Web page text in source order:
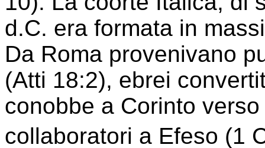
d.C. era formata in
Da Roma provenivano
(Atti 18:2), ebrei
conobbe a Corinto
collaboratori a Efeso (1